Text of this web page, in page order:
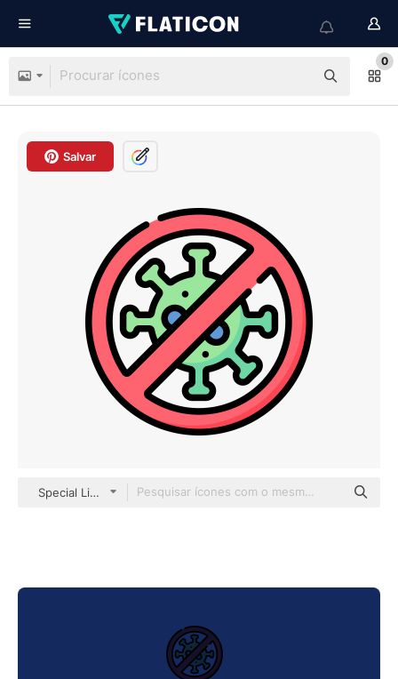
0
Salvar
Special Lineal color